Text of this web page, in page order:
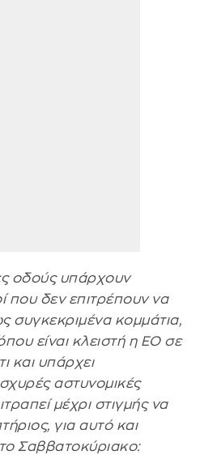
οδούς υπάρχουν
που δεν επιτρέπουν να
συγκεκριμένα κομμάτια,
είναι κλειστή η ΕΟ σε
και υπάρχει
αστυνομικές
μέχρι στιγμής να
για αυτό και
Σαββατοκύριακο: